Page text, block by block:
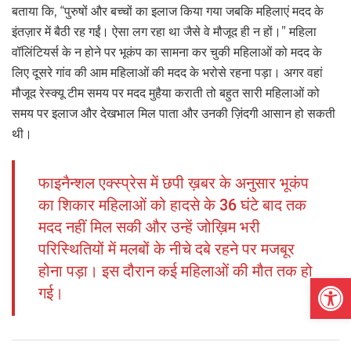
बताया कि, “पुरुषों और बच्चों का इलाज किया गया जबकि महिलाएं मदद के
इंतज़ार में बैठी रह गईं। ऐसा लग रहा था जैसे वे मौजूद ही न हों।” महिला
वॉलिंटियर्स के न होने पर भूकंप का सामना कर चुकी महिलाओं को मदद के
लिए दूसरे गांव की आम महिलाओं की मदद के भरोसे रहना पड़ा। अगर वहां
मौजूद रेस्क्यू टीम समय पर मदद मुहैया कराती तो बहुत सारी महिलाओं को
समय पर इलाज और देखभाल मिल पाता और उनकी ज़िंदगी आसान हो सकती
थी।
फाइनैन्शल एक्स्प्रेस में छपी ख़बर के अनुसार भूकंप
का शिकार महिलाओं को हादसे के 36 घंटे बाद तक
मदद नहीं मिल सकी और उन्हें जोख़िम भरी
परिस्थितियों में मलबों के नीचे दबे रहने पर मजबूर
होना पड़ा। इस दौरान कई महिलाओं की मौत तक हो
गई।